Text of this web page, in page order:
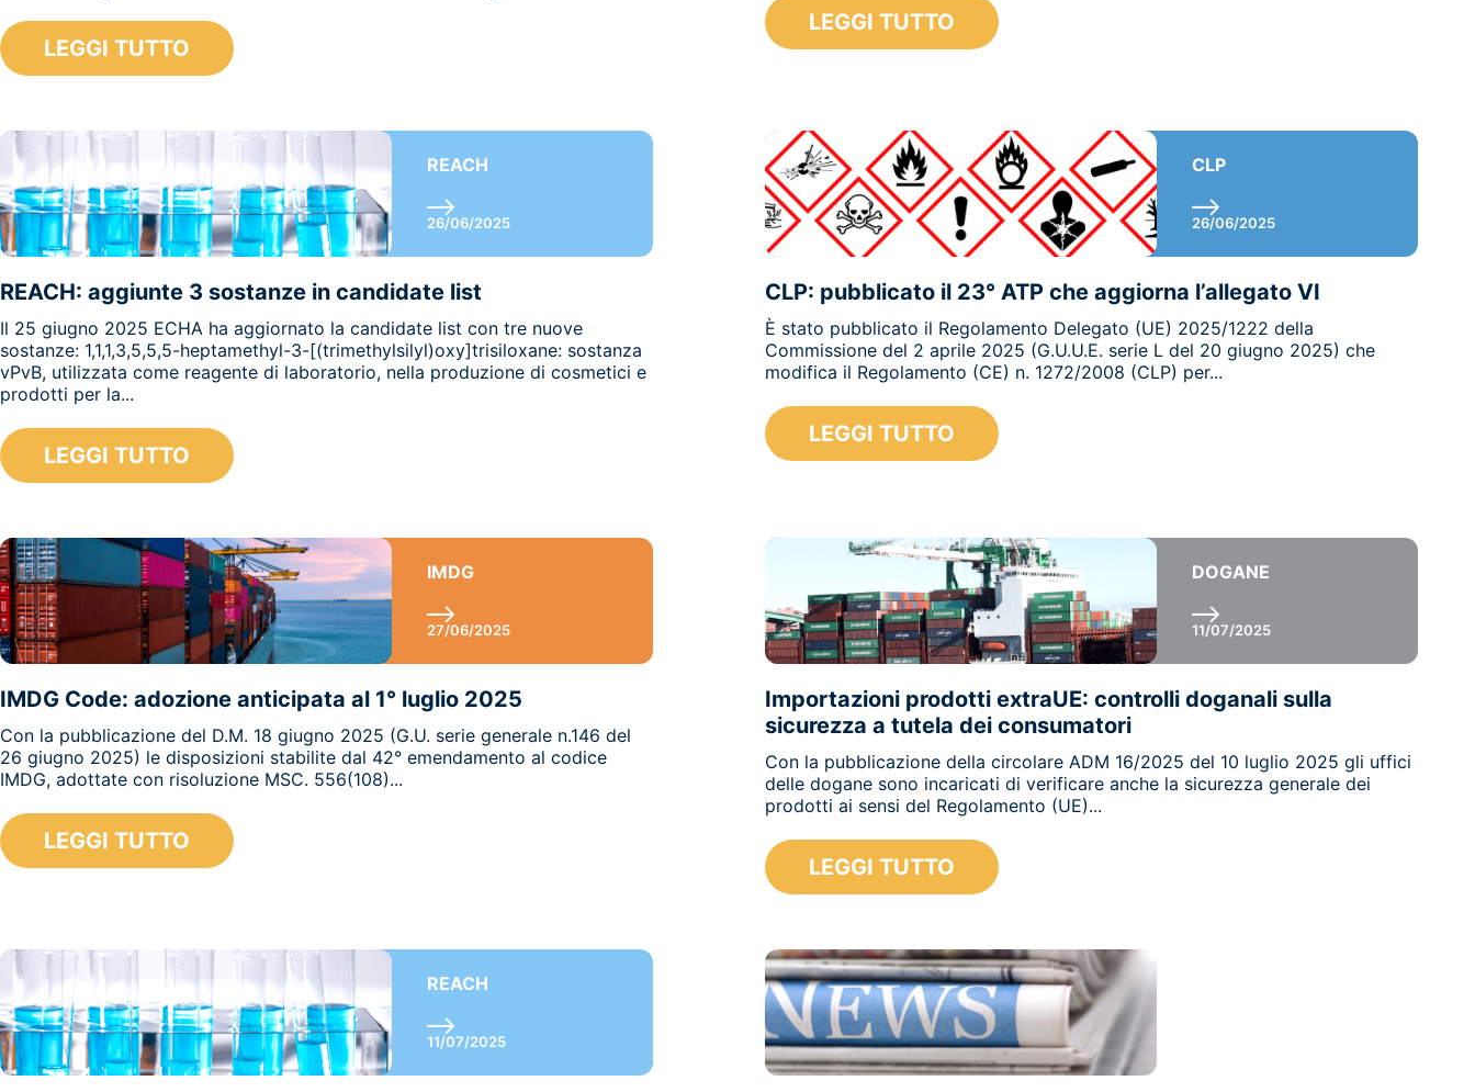
LEGGI TUTTO
LEGGI TUTTO
REACH
26/06/2025
REACH: aggiunte 3 sostanze in candidate list
Il 25 giugno 2025 ECHA ha aggiornato la candidate list con tre nuove
sostanze: 1,1,1,3,5,5,5-heptamethyl-3-[(trimethylsilyl)oxy]trisiloxane: sostanza
vPvB, utilizzata come reagente di laboratorio, nella produzione di cosmetici e
prodotti per la...
LEGGI TUTTO
CLP
26/06/2025
CLP: pubblicato il 23° ATP che aggiorna l’allegato VI
È stato pubblicato il Regolamento Delegato (UE) 2025/1222 della
Commissione del 2 aprile 2025 (G.U.U.E. serie L del 20 giugno 2025) che
modifica il Regolamento (CE) n. 1272/2008 (CLP) per...
LEGGI TUTTO
IMDG
27/06/2025
IMDG Code: adozione anticipata al 1° luglio 2025
Con la pubblicazione del D.M. 18 giugno 2025 (G.U. serie generale n.146 del
26 giugno 2025) le disposizioni stabilite dal 42° emendamento al codice
IMDG, adottate con risoluzione MSC. 556(108)...
LEGGI TUTTO
DOGANE
11/07/2025
Importazioni prodotti extraUE: controlli doganali sulla
sicurezza a tutela dei consumatori
Con la pubblicazione della circolare ADM 16/2025 del 10 luglio 2025 gli uffici
delle dogane sono incaricati di verificare anche la sicurezza generale dei
prodotti ai sensi del Regolamento (UE)...
LEGGI TUTTO
REACH
11/07/2025